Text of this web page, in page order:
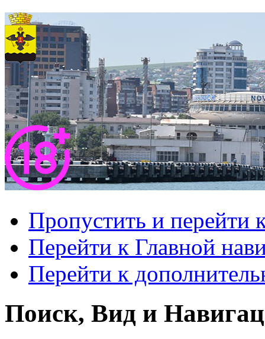
Пропустить и перейти
Перейти к Главной
Перейти к
Поиск, Вид и